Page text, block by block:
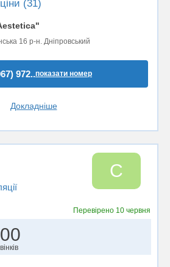
(31)
16 р-н. Дніпровський
972..показати номер
Докладніше
C
Перевірено 10 червня